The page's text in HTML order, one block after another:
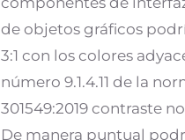
de objetos gráficos
3:1 con los colores
número 9.1.4.11 de la
301549:2019 contraste
De manera puntual